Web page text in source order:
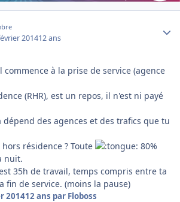
201412 ans
commence à la prise de service (agence
(RHR), est un repos, il n'est ni payé
dépend des agences et des trafics que tu
résidence ? Toute
80%
nuit.
35h de travail, temps compris entre ta
fin de service. (moins la pause)
201412 ans par Floboss